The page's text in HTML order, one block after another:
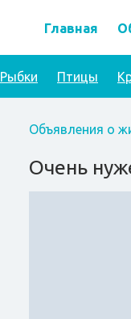
Главная
Рыбки Птицы
Объявления о
Очень